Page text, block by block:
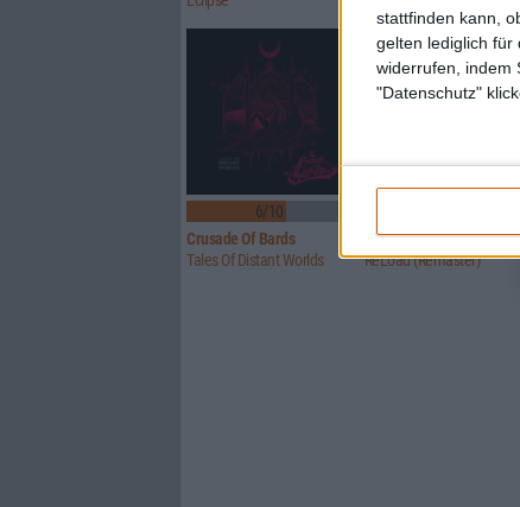
stattfinden kann,
gelten lediglich für
widerrufen, indem
"Datenschutz"
6/10
Crusade Of Bards
Tales Of Distant Worlds
Metallica
ReLoad (Remaster)